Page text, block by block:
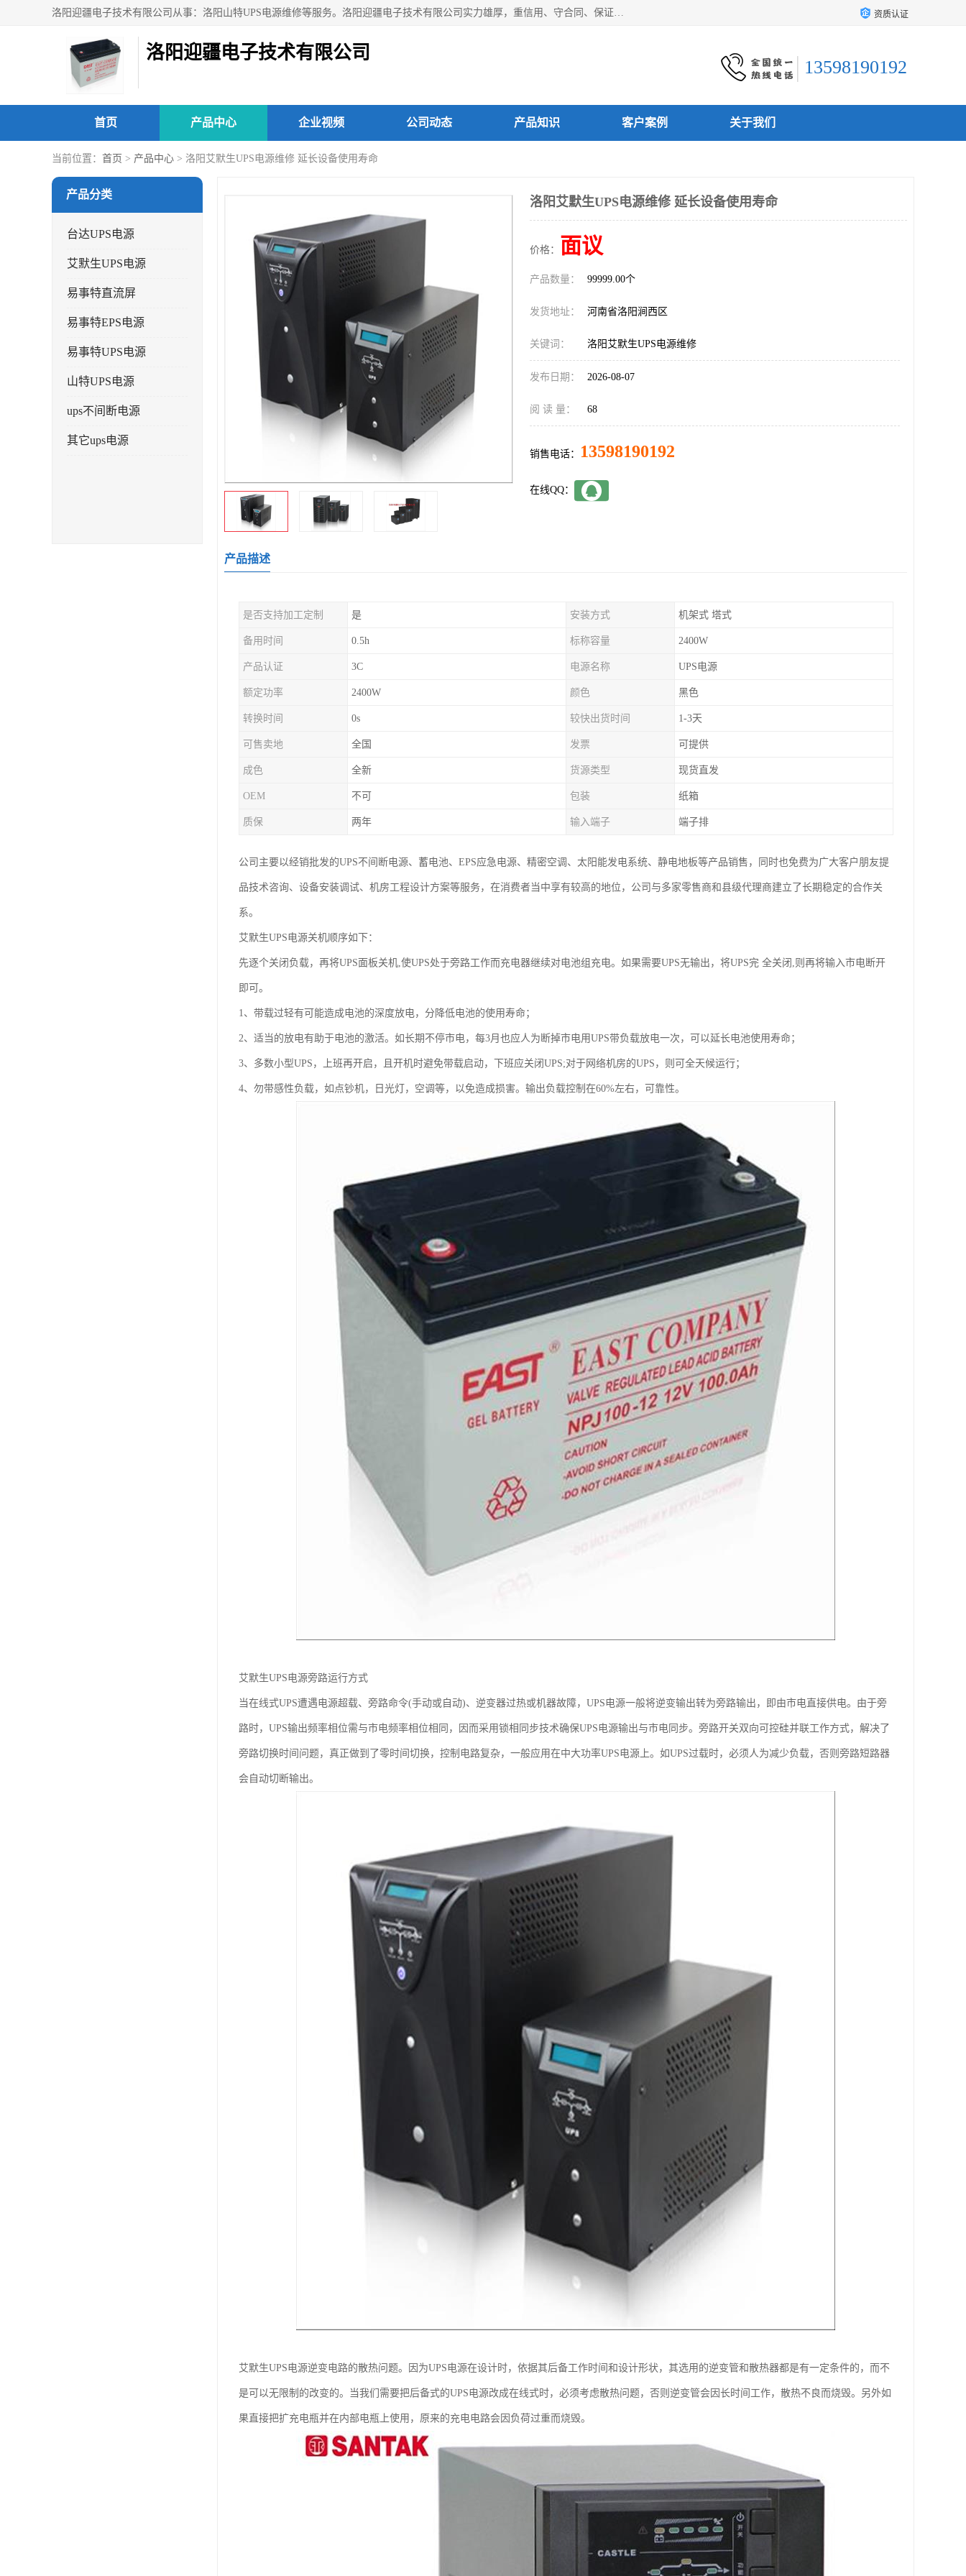
洛阳迎疆电子技术有限公司从事：洛阳山特UPS电源维修等服务。洛阳迎疆电子技术有限公司实力雄厚，重信用、守合同、保证产品质量，以多品种经营特色和薄利多销的原则，赢得了广大客户的信任。公司的宗旨——用服务求发展，用质量求生存！ 资质认证
洛阳迎疆电子技术有限公司
13598190192
首页 产品中心 企业视频 公司动态 产品知识 客户案例 关于我们
当前位置： 首页 > 产品中心 > 洛阳艾默生UPS电源维修 延长设备使用寿命
产品分类
台达UPS电源
艾默生UPS电源
易事特直流屏
易事特EPS电源
易事特UPS电源
山特UPS电源
ups不间断电源
其它ups电源
洛阳艾默生UPS电源维修 延长设备使用寿命
价格： 面议
产品数量： 99999.00个
发货地址： 河南省洛阳涧西区
关键词： 洛阳艾默生UPS电源维修
发布日期： 2026-08-07
阅 读 量： 68
销售电话： 13598190192
在线QQ：
产品描述
是否支持加工定制 是 安装方式 机架式 塔式
备用时间 0.5h 标称容量 2400W
产品认证 3C 电源名称 UPS电源
额定功率 2400W 颜色 黑色
转换时间 0s 较快出货时间 1-3天
可售卖地 全国 发票 可提供
成色 全新 货源类型 现货直发
OEM 不可 包装 纸箱
质保 两年 输入端子 端子排
公司主要以经销批发的UPS不间断电源、蓄电池、EPS应急电源、精密空调、太阳能发电系统、静电地板等产品销售，同时也免费为广大客户朋友提
品技术咨询、设备安装调试、机房工程设计方案等服务，在消费者当中享有较高的地位，公司与多家零售商和县级代理商建立了长期稳定的合作关
系。
艾默生UPS电源关机顺序如下：
先逐个关闭负载，再将UPS面板关机,使UPS处于旁路工作而充电器继续对电池组充电。如果需要UPS无输出，将UPS完 全关闭,则再将输入市电断开
即可。
1、带载过轻有可能造成电池的深度放电，分降低电池的使用寿命；
2、适当的放电有助于电池的激活。如长期不停市电，每3月也应人为断掉市电用UPS带负载放电一次，可以延长电池使用寿命；
3、多数小型UPS，上班再开启，且开机时避免带载启动，下班应关闭UPS;对于网络机房的UPS，则可全天候运行；
4、勿带感性负载，如点钞机，日光灯，空调等，以免造成损害。输出负载控制在60%左右，可靠性。
艾默生UPS电源旁路运行方式
当在线式UPS遭遇电源超载、旁路命令(手动或自动)、逆变器过热或机器故障，UPS电源一般将逆变输出转为旁路输出，即由市电直接供电。由于旁
路时，UPS输出频率相位需与市电频率相位相同，因而采用锁相同步技术确保UPS电源输出与市电同步。旁路开关双向可控硅并联工作方式，解决了
旁路切换时间问题，真正做到了零时间切换，控制电路复杂，一般应用在中大功率UPS电源上。如UPS过载时，必须人为减少负载，否则旁路短路器
会自动切断输出。
艾默生UPS电源逆变电路的散热问题。因为UPS电源在设计时，依据其后备工作时间和设计形状，其选用的逆变管和散热器都是有一定条件的，而不
是可以无限制的改变的。当我们需要把后备式的UPS电源改成在线式时，必须考虑散热问题，否则逆变管会因长时间工作，散热不良而烧毁。另外如
果直接把扩充电瓶并在内部电瓶上使用，原来的充电电路会因负荷过重而烧毁。